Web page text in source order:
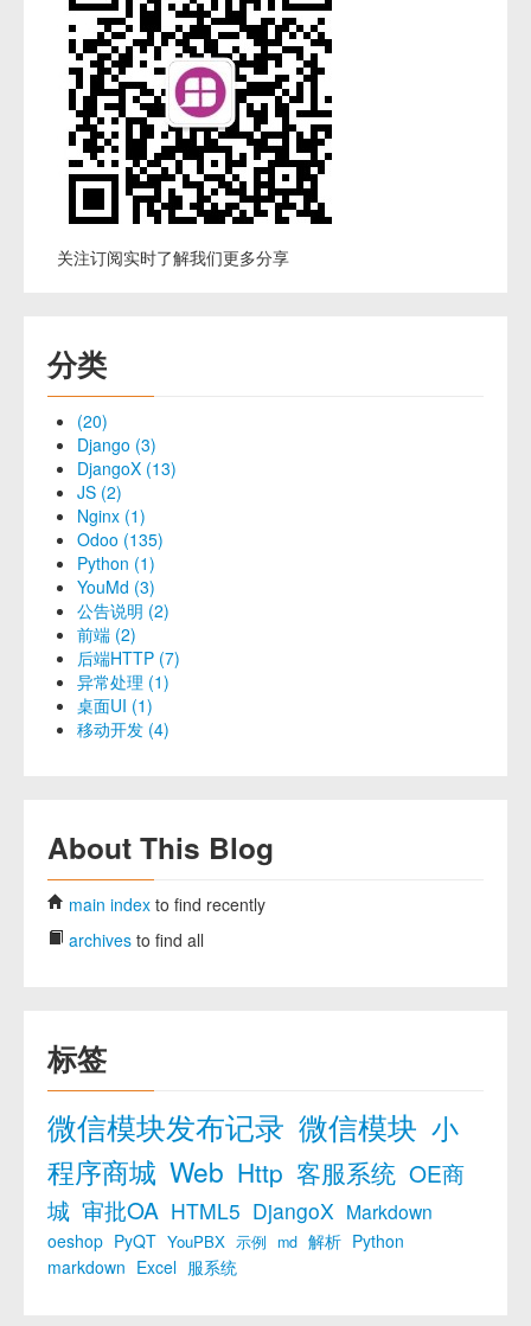
关注订阅实时了解我们更多分享
分类
(20)
Django (3)
DjangoX (13)
JS (2)
Nginx (1)
Odoo (135)
Python (1)
YouMd (3)
公告说明 (2)
前端 (2)
后端HTTP (7)
异常处理 (1)
桌面UI (1)
移动开发 (4)
About This Blog
main index to find recently
archives to find all
标签
微信模块发布记录 微信模块 小
程序商城 Web Http 客服系统 OE商
城 审批OA HTML5 DjangoX Markdown
oeshop PyQT YouPBX 示例 md 解析 Python
markdown Excel 服系统